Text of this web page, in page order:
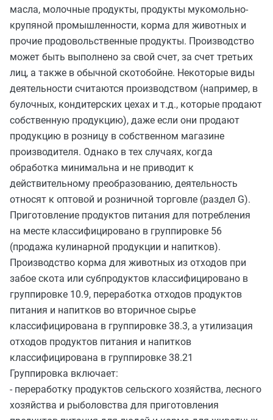
масла, молочные продукты, продукты мукомольно-
крупяной промышленности, корма для животных и
прочие продовольственные продукты. Производство
может быть выполнено за свой счет, за счет третьих
лиц, а также в обычной скотобойне. Некоторые виды
деятельности считаются производством (например, в
булочных, кондитерских цехах и т.д., которые продают
собственную продукцию), даже если они продают
продукцию в розницу в собственном магазине
производителя. Однако в тех случаях, когда
обработка минимальна и не приводит к
действительному преобразованию, деятельность
относят к оптовой и розничной торговле (раздел G).
Приготовление продуктов питания для потребления
на месте классифицировано в группировке 56
(продажа кулинарной продукции и напитков).
Производство корма для животных из отходов при
забое скота или субпродуктов классифицировано в
группировке 10.9, переработка отходов продуктов
питания и напитков во вторичное сырье
классифицирована в группировке 38.3, а утилизация
отходов продуктов питания и напитков
классифицирована в группировке 38.21
Группировка включает:
- переработку продуктов сельского хозяйства, лесного
хозяйства и рыболовства для приготовления